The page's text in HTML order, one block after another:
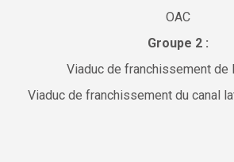
OAC
Groupe 2 :
Viaduc de franchissement de
Viaduc de franchissement du canal